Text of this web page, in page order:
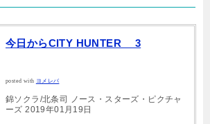
今日からCITY HUNTER 3
posted with ヨメレバ
錦ソクラ/北条司 ノース・スターズ・ピクチャ
ーズ 2019年01月19日